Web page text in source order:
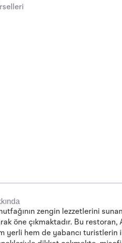
zengin lezzetlerini
öne çıkmaktadır. Bu restoran,
yerli hem de yabancı